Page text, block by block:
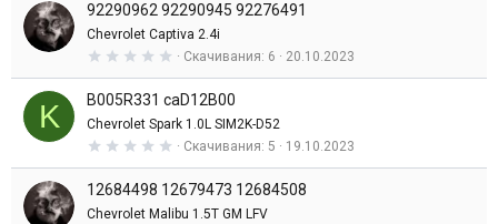
0
з
в
е
з
д
92290962 92290945 92276491
Chevrolet Captiva 2.4i
0
0
з
в
е
з
д
Скачивания 6 20.10.2023
K B005R331 caD12B00
Chevrolet Spark 1.0L SIM2K-D52
0
0
з
Скачивания 5 19.10.2023
12684498 12679473 12684508
Chevrolet Malibu 1.5T GM LFV